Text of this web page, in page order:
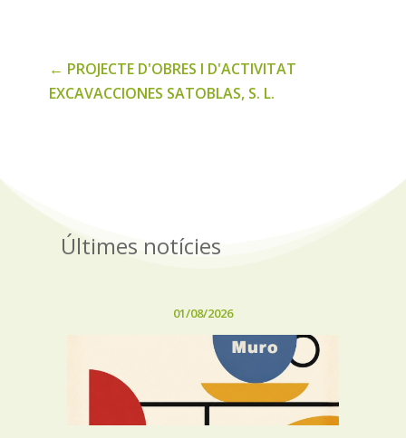
← PROJECTE D'OBRES I D'ACTIVITAT
EXCAVACCIONES SATOBLAS, S. L.
Últimes notícies
01/08/2026